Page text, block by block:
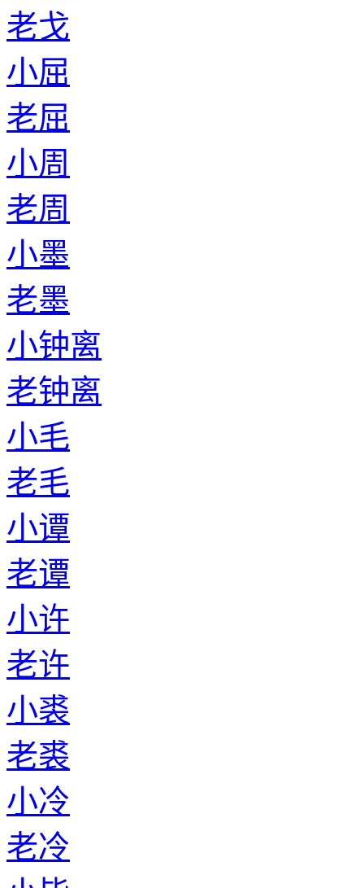
老戈
小屈
老屈
小周
老周
小墨
老墨
小钟离
老钟离
小毛
老毛
小谭
老谭
小许
老许
小裘
老裘
小冷
老冷